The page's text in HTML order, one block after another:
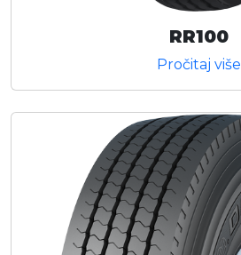
RR100
Pročitaj više